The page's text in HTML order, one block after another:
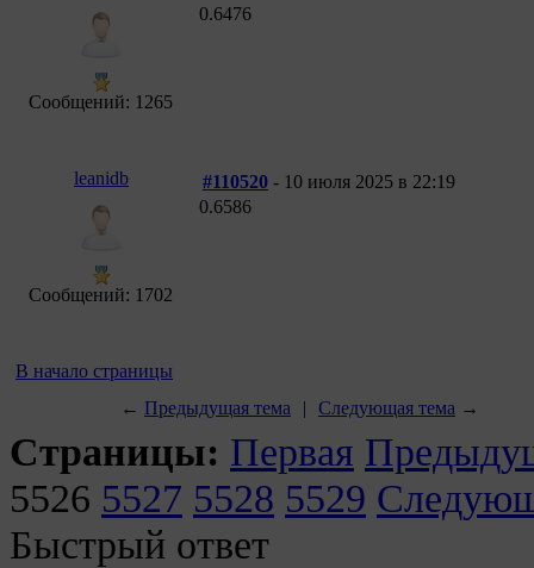
Сообщений: 1265
0.6476
leanidb
Сообщений: 1702
#110520 - 10 июля 2025 в 22:19
0.6586
В начало страницы
← Предыдущая тема | Следующая тема →
Страницы: Первая
5526 5527 5528 5529
Быстрый ответ